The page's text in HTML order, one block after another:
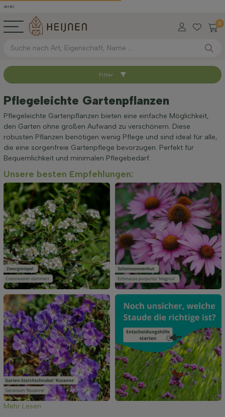
0
Sortieren nach
Standort
Anwendung
Blütezeit
Preis
Filter anwenden
Filter
Pflegeleichte Gartenpflanzen
Pflegeleichte Gartenpflanzen bieten eine einfache Möglichkeit,
den Garten ohne großen Aufwand zu verschönern. Diese
robusten Pflanzen benötigen wenig Pflege und sind ideal für alle,
die eine sorgenfreie Gartenpflege bevorzugen. Perfekt für
Bequemlichkeit und minimalen Pflegebedarf.
Unsere besten Empfehlungen:
Mehr Lesen